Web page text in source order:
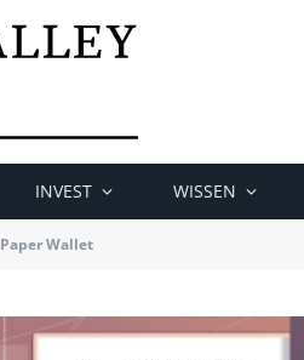
INVEST WISSEN
Paper Wallet